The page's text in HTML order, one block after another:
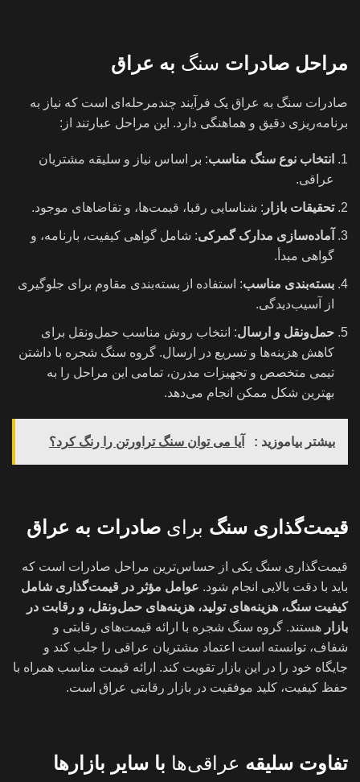
مراحل صادرات سنگ به عراق
صادرات سنگ به عراق یک فرآیند چندمرحله‌ای است که نیاز به
برنامه‌ریزی دقیق و هماهنگی دارد. این مراحل عبارتند از:
انتخاب نوع سنگ مناسب: بر اساس نیاز و سلیقه مشتریان
عراقی.
تحقیقات بازار : شناسایی رقبا، قیمت‌ها، و تقاضاهای موجود.
آماده‌سازی مدارک گمرکی: شامل گواهی کیفیت، بارنامه، و
گواهی مبدأ.
بسته‌بندی مناسب: استفاده از بسته‌بندی مقاوم برای جلوگیری
از آسیب‌دیدگی.
حمل‌ونقل و ارسال: انتخاب روش مناسب حمل‌ونقل برای
کاهش هزینه‌ها و تسریع در ارسال. گروه سنگ شجره با داشتن
تیمی متخصص و تجهیزات مدرن، تمامی این مراحل را به
بهترین شکل ممکن انجام می‌دهد.
بیشتر بیاموزید : آیا می توان سنگ تراورتن را رنگ کرد؟
قیمت‌گذاری سنگ برای صادرات به عراق
قیمت‌گذاری سنگ یکی از حساس‌ترین مراحل صادرات است که
باید با دقت بالایی انجام شود. عوامل مؤثر در قیمت‌گذاری شامل
کیفیت سنگ، هزینه‌های تولید، هزینه‌های حمل‌ونقل، و رقابت در
بازار هستند. گروه سنگ شجره با ارائه قیمت‌های رقابتی و
شفاف، توانسته است اعتماد مشتریان عراقی را جلب کند و
جایگاه خود را در این بازار تقویت کند. ارائه قیمت مناسب همراه با
حفظ کیفیت، کلید موفقیت در بازار رقابتی عراق است.
تفاوت سلیقه عراقی‌ها با سایر بازارها